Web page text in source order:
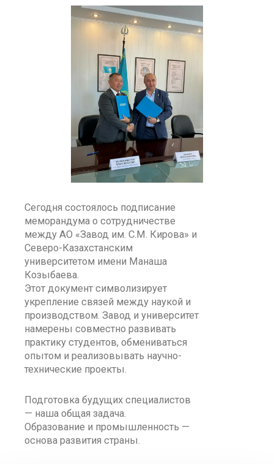
Сегодня состоялось подписание
меморандума о сотрудничестве
между АО «Завод им. С.М. Кирова» и
Северо-Казахстанским
университетом имени Манаша
Козыбаева.
Этот документ символизирует
укрепление связей между наукой и
производством. Завод и университет
намерены совместно развивать
практику студентов, обмениваться
опытом и реализовывать научно-
технические проекты.
Подготовка будущих специалистов
— наша общая задача.
Образование и промышленность —
основа развития страны.